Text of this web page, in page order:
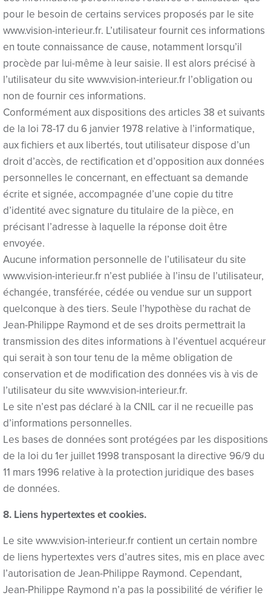
panel
panel
panel
Panel
Panel
Panel
Panel
Panel
Panel
Panel
panel
panel
panel
giriş
oku
pour le besoin de certains services proposés par le site
www.vision-interieur.fr. L’utilisateur fournit ces informations
en toute connaissance de cause, notamment lorsqu’il
procède par lui-même à leur saisie. Il est alors précisé à
l’utilisateur du site www.vision-interieur.fr l’obligation ou
non de fournir ces informations.
Conformément aux dispositions des articles 38 et suivants
de la loi 78-17 du 6 janvier 1978 relative à l’informatique,
aux fichiers et aux libertés, tout utilisateur dispose d’un
droit d’accès, de rectification et d’opposition aux données
personnelles le concernant, en effectuant sa demande
écrite et signée, accompagnée d’une copie du titre
d’identité avec signature du titulaire de la pièce, en
précisant l’adresse à laquelle la réponse doit être
envoyée.
Aucune information personnelle de l’utilisateur du site
www.vision-interieur.fr n’est publiée à l’insu de l’utilisateur,
échangée, transférée, cédée ou vendue sur un support
quelconque à des tiers. Seule l’hypothèse du rachat de
Jean-Philippe Raymond et de ses droits permettrait la
transmission des dites informations à l’éventuel acquéreur
qui serait à son tour tenu de la même obligation de
conservation et de modification des données vis à vis de
l’utilisateur du site www.vision-interieur.fr.
Le site n’est pas déclaré à la CNIL car il ne recueille pas
d’informations personnelles.
Les bases de données sont protégées par les dispositions
de la loi du 1er juillet 1998 transposant la directive 96/9 du
11 mars 1996 relative à la protection juridique des bases
de données.
8. Liens hypertextes et cookies.
Le site www.vision-interieur.fr contient un certain nombre
de liens hypertextes vers d’autres sites, mis en place avec
l’autorisation de Jean-Philippe Raymond. Cependant,
Jean-Philippe Raymond n’a pas la possibilité de vérifier le